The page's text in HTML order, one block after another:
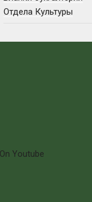
Отдела Культуры